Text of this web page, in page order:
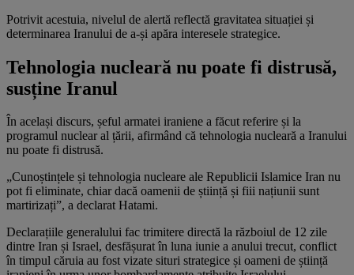
Potrivit acestuia, nivelul de alertă reflectă gravitatea situației și
determinarea Iranului de a-și apăra interesele strategice.
Tehnologia nucleară nu poate fi distrusă,
susține Iranul
În același discurs, șeful armatei iraniene a făcut referire și la
programul nuclear al țării, afirmând că tehnologia nucleară a Iranului
nu poate fi distrusă.
„Cunoștințele și tehnologia nucleare ale Republicii Islamice Iran nu
pot fi eliminate, chiar dacă oamenii de știință și fiii națiunii sunt
martirizați”, a declarat Hatami.
Declarațiile generalului fac trimitere directă la războiul de 12 zile
dintre Iran și Israel, desfășurat în luna iunie a anului trecut, conflict
în timpul căruia au fost vizate situri strategice și oameni de știință